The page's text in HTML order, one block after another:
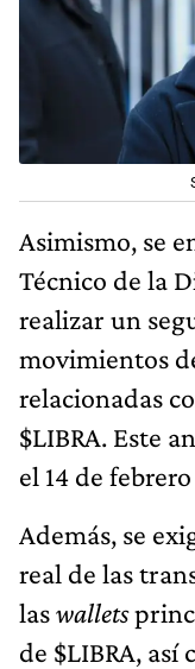
Asimismo, se
Técnico de la
realizar un
movimientos
relacionadas
$LIBRA. Este
el 14 de
Además, se
real de las
laswallets
de $LIBRA,